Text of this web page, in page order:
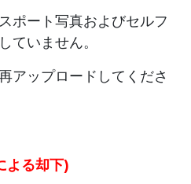
ポート写真およびセルフ
ていません。
アップロードしてくださ
よる却下)